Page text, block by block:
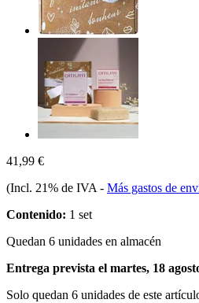
41,99 €
(Incl. 21% de IVA - Más gastos de
Contenido: 1 set
Quedan 6 unidades en almacén
Entrega prevista el martes, 18
Solo quedan 6 unidades de este